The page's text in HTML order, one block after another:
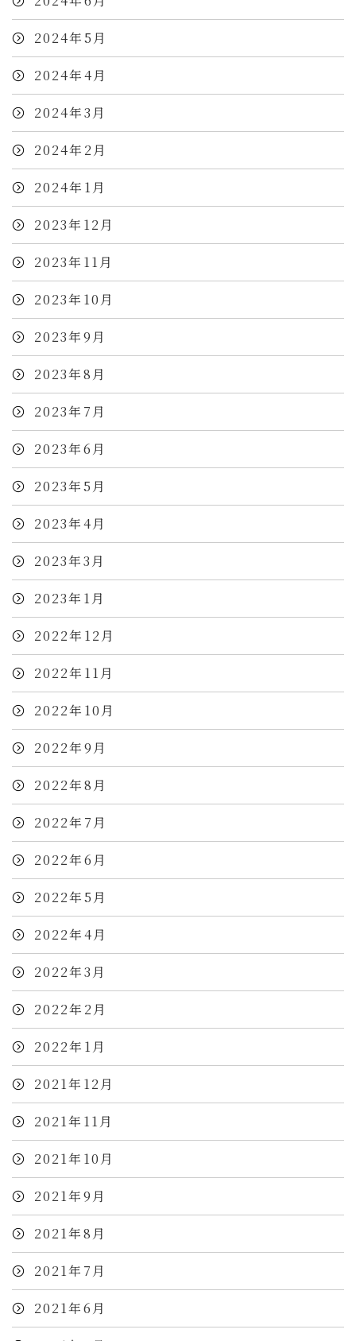
2024年5月
2024年4月
2024年3月
2024年2月
2024年1月
2023年12月
2023年11月
2023年10月
2023年9月
2023年8月
2023年7月
2023年6月
2023年5月
2023年4月
2023年3月
2023年1月
2022年12月
2022年11月
2022年10月
2022年9月
2022年8月
2022年7月
2022年6月
2022年5月
2022年4月
2022年3月
2022年2月
2022年1月
2021年12月
2021年11月
2021年10月
2021年9月
2021年8月
2021年7月
2021年6月